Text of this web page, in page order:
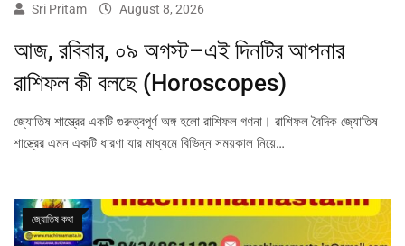
Sri Pritam August 8, 2026
আজ, রবিবার, ০৯ অগস্ট–এই দিনটির আপনার
রাশিফল কী বলছে (Horoscopes)
জ্যোতিষ শাস্ত্রের একটি গুরুত্বপূর্ণ অঙ্গ হলো রাশিফল গণনা। রাশিফল বৈদিক জ্যোতিষ
শাস্ত্রের এমন একটি ধারণা যার মাধ্যমে বিভিন্ন সময়কাল নিয়ে…
জ্যোতিষ কথা